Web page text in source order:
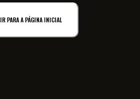
IR PARA A PÁGINA INICIAL